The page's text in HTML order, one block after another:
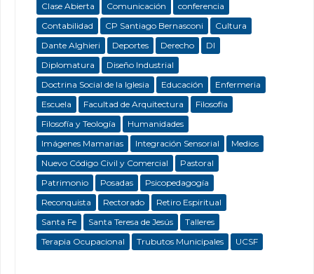
Clase Abierta
Comunicación
conferencia
Contabilidad
CP Santiago Bernasconi
Cultura
Dante Alghieri
Deportes Derecho
DI
Diplomatura
Diseño Industrial
Doctrina Social de la Iglesia
Educación
Enfermeria
Escuela
Facultad de Arquitectura
Filosofía
Filosofía y Teología
Humanidades
Imágenes Mamarias
Integración Sensorial
Medios
Nuevo Código Civil y Comercial
Pastoral
Patrimonio
Posadas
Psicopedagogía
Reconquista
Rectorado
Retiro Espiritual
Santa Fe
Santa Teresa de Jesús
Talleres
Terapia Ocupacional
Trubutos Municipales UCSF